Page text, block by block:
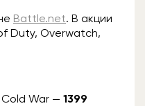
Battle.net. В акции
Duty, Overwatch,
War — 1399